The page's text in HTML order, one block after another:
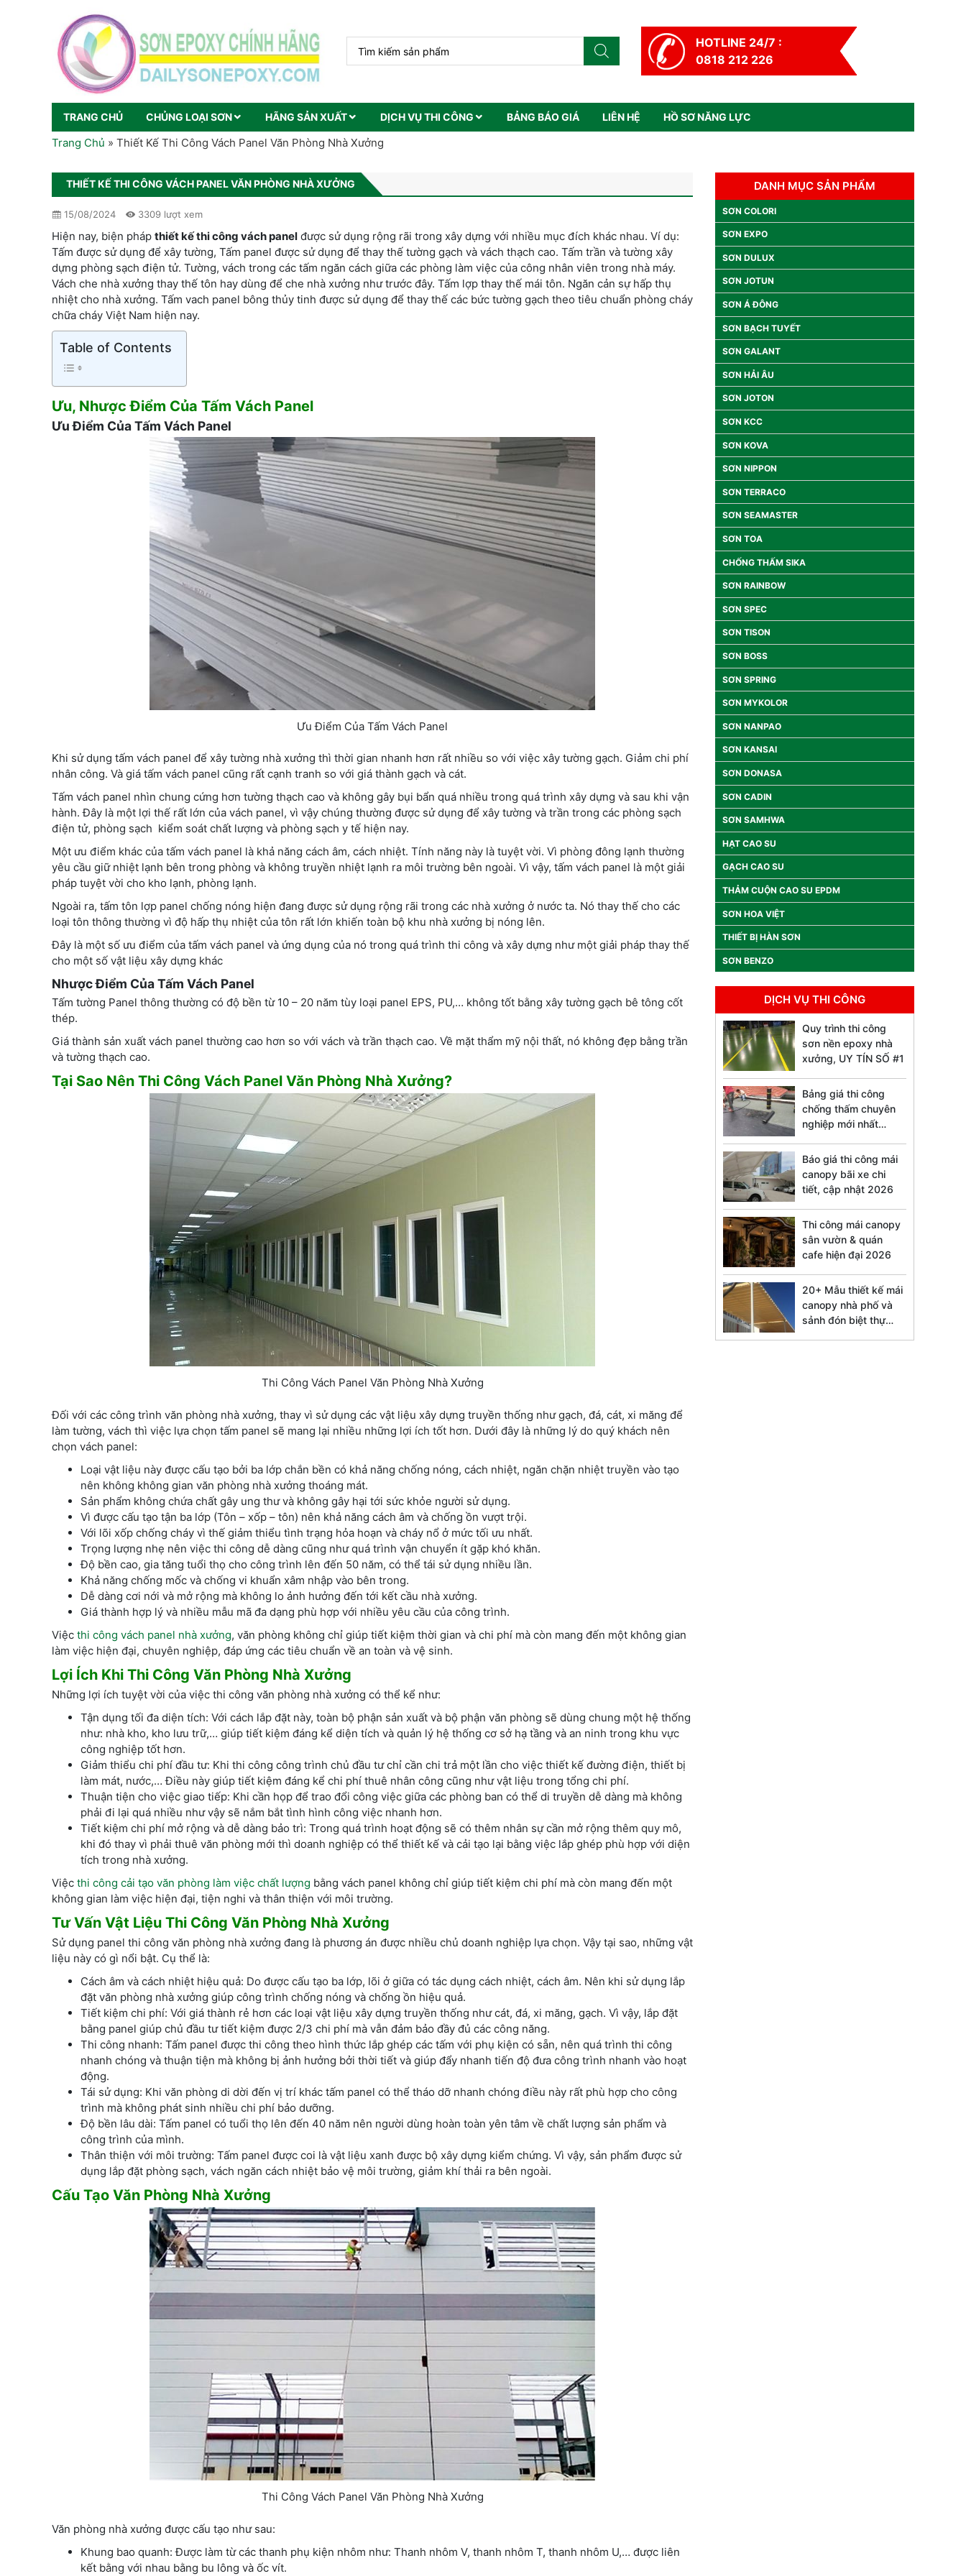
HOTLINE 24/7 :
0818 212 226
TRANG CHỦ CHỦNG LOẠI SƠN HÃNG SẢN XUẤT DỊCH VỤ THI CÔNG BẢNG BÁO GIÁ LIÊN HỆ HỒ SƠ NĂNG LỰC
Trang Chủ » Thiết Kế Thi Công Vách Panel Văn Phòng Nhà Xưởng
THIẾT KẾ THI CÔNG VÁCH PANEL VĂN PHÒNG NHÀ XƯỞNG
15/08/2024 3309 lượt xem
Hiện nay, biện pháp thiết kế thi công vách panel được sử dụng rộng rãi trong xây dựng với nhiều mục đích khác nhau. Ví dụ:
Tấm được sử dụng để xây tường, Tấm panel được sử dụng để thay thế tường gạch và vách thạch cao. Tấm trần và tường xây
dựng phòng sạch điện tử. Tường, vách trong các tấm ngăn cách giữa các phòng làm việc của công nhân viên trong nhà máy.
Vách che nhà xưởng thay thế tôn hay dùng để che nhà xưởng như trước đây. Tấm lợp thay thế mái tôn. Ngăn cản sự hấp thụ
nhiệt cho nhà xưởng. Tấm vach panel bông thủy tinh được sử dụng để thay thế các bức tường gạch theo tiêu chuẩn phòng cháy
chữa cháy Việt Nam hiện nay.
Table of Contents
Ưu, Nhược Điểm Của Tấm Vách Panel
Ưu Điểm Của Tấm Vách Panel
Ưu Điểm Của Tấm Vách Panel
Khi sử dụng tấm vách panel để xây tường nhà xưởng thì thời gian nhanh hơn rất nhiều so với việc xây tường gạch. Giảm chi phí
nhân công. Và giá tấm vách panel cũng rất cạnh tranh so với giá thành gạch và cát.
Tấm vách panel nhìn chung cứng hơn tường thạch cao và không gây bụi bẩn quá nhiều trong quá trình xây dựng và sau khi vận
hành. Đây là một lợi thế rất lớn của vách panel, vì vậy chúng thường được sử dụng để xây tường và trần trong các phòng sạch
điện tử, phòng sạch kiểm soát chất lượng và phòng sạch y tế hiện nay.
Một ưu điểm khác của tấm vách panel là khả năng cách âm, cách nhiệt. Tính năng này là tuyệt vời. Vì phòng đông lạnh thường
yêu cầu giữ nhiệt lạnh bên trong phòng và không truyền nhiệt lạnh ra môi trường bên ngoài. Vì vậy, tấm vách panel là một giải
pháp tuyệt vời cho kho lạnh, phòng lạnh.
Ngoài ra, tấm tôn lợp panel chống nóng hiện đang được sử dụng rộng rãi trong các nhà xưởng ở nước ta. Nó thay thế cho các
loại tôn thông thường vì độ hấp thụ nhiệt của tôn rất lớn khiến toàn bộ khu nhà xưởng bị nóng lên.
Đây là một số ưu điểm của tấm vách panel và ứng dụng của nó trong quá trình thi công và xây dựng như một giải pháp thay thế
cho một số vật liệu xây dựng khác
Nhược Điểm Của Tấm Vách Panel
Tấm tường Panel thông thường có độ bền từ 10 – 20 năm tùy loại panel EPS, PU,… không tốt bằng xây tường gạch bê tông cốt
thép.
Giá thành sản xuất vách panel thường cao hơn so với vách và trần thạch cao. Về mặt thẩm mỹ nội thất, nó không đẹp bằng trần
và tường thạch cao.
Tại Sao Nên Thi Công Vách Panel Văn Phòng Nhà Xưởng?
Thi Công Vách Panel Văn Phòng Nhà Xưởng
Đối với các công trình văn phòng nhà xưởng, thay vì sử dụng các vật liệu xây dựng truyền thống như gạch, đá, cát, xi măng để
làm tường, vách thì việc lựa chọn tấm panel sẽ mang lại nhiều những lợi ích tốt hơn. Dưới đây là những lý do quý khách nên
chọn vách panel:
Loại vật liệu này được cấu tạo bởi ba lớp chắn bền có khả năng chống nóng, cách nhiệt, ngăn chặn nhiệt truyền vào tạo
nên không không gian văn phòng nhà xưởng thoáng mát.
Sản phẩm không chứa chất gây ung thư và không gây hại tới sức khỏe người sử dụng.
Vì được cấu tạo tận ba lớp (Tôn – xốp – tôn) nên khả năng cách âm và chống ồn vượt trội.
Với lõi xốp chống cháy vì thế giảm thiểu tình trạng hỏa hoạn và cháy nổ ở mức tối ưu nhất.
Trọng lượng nhẹ nên việc thi công dễ dàng cũng như quá trình vận chuyển ít gặp khó khăn.
Độ bền cao, gia tăng tuổi thọ cho công trình lên đến 50 năm, có thể tái sử dụng nhiều lần.
Khả năng chống mốc và chống vi khuẩn xâm nhập vào bên trong.
Dễ dàng cơi nới và mở rộng mà không lo ảnh hưởng đến tới kết cầu nhà xưởng.
Giá thành hợp lý và nhiều mẫu mã đa dạng phù hợp với nhiều yêu cầu của công trình.
Việc thi công vách panel nhà xưởng, văn phòng không chỉ giúp tiết kiệm thời gian và chi phí mà còn mang đến một không gian
làm việc hiện đại, chuyên nghiệp, đáp ứng các tiêu chuẩn về an toàn và vệ sinh.
Lợi Ích Khi Thi Công Văn Phòng Nhà Xưởng
Những lợi ích tuyệt vời của việc thi công văn phòng nhà xưởng có thể kể như:
Tận dụng tối đa diện tích: Với cách lắp đặt này, toàn bộ phận sản xuất và bộ phận văn phòng sẽ dùng chung một hệ thống
như: nhà kho, kho lưu trữ,… giúp tiết kiệm đáng kể diện tích và quản lý hệ thống cơ sở hạ tầng và an ninh trong khu vực
công nghiệp tốt hơn.
Giảm thiểu chi phí đầu tư: Khi thi công công trình chủ đầu tư chỉ cần chi trả một lần cho việc thiết kế đường điện, thiết bị
làm mát, nước,… Điều này giúp tiết kiệm đáng kể chi phí thuê nhân công cũng như vật liệu trong tổng chi phí.
Thuận tiện cho việc giao tiếp: Khi cần họp để trao đổi công việc giữa các phòng ban có thể di truyền dễ dàng mà không
phải đi lại quá nhiều như vậy sẽ nắm bắt tình hình công việc nhanh hơn.
Tiết kiệm chi phí mở rộng và dễ dàng bảo trì: Trong quá trình hoạt động sẽ có thêm nhân sự cần mở rộng thêm quy mô,
khi đó thay vì phải thuê văn phòng mới thì doanh nghiệp có thể thiết kế và cải tạo lại bằng việc lắp ghép phù hợp với diện
tích trong nhà xưởng.
Việc thi công cải tạo văn phòng làm việc chất lượng bằng vách panel không chỉ giúp tiết kiệm chi phí mà còn mang đến một
không gian làm việc hiện đại, tiện nghi và thân thiện với môi trường.
Tư Vấn Vật Liệu Thi Công Văn Phòng Nhà Xưởng
Sử dụng panel thi công văn phòng nhà xưởng đang là phương án được nhiều chủ doanh nghiệp lựa chọn. Vậy tại sao, những vật
liệu này có gì nổi bật. Cụ thể là:
Cách âm và cách nhiệt hiệu quả: Do được cấu tạo ba lớp, lõi ở giữa có tác dụng cách nhiệt, cách âm. Nên khi sử dụng lắp
đặt văn phòng nhà xưởng giúp công trình chống nóng và chống ồn hiệu quả.
Tiết kiệm chi phí: Với giá thành rẻ hơn các loại vật liệu xây dựng truyền thống như cát, đá, xi măng, gạch. Vì vậy, lắp đặt
bằng panel giúp chủ đầu tư tiết kiệm được 2/3 chi phí mà vẫn đảm bảo đầy đủ các công năng.
Thi công nhanh: Tấm panel được thi công theo hình thức lắp ghép các tấm với phụ kiện có sẵn, nên quá trình thi công
nhanh chóng và thuận tiện mà không bị ảnh hưởng bởi thời tiết và giúp đẩy nhanh tiến độ đưa công trình nhanh vào hoạt
động.
Tái sử dụng: Khi văn phòng di dời đến vị trí khác tấm panel có thể tháo dỡ nhanh chóng điều này rất phù hợp cho công
trình mà không phát sinh nhiều chi phí bảo dưỡng.
Độ bền lâu dài: Tấm panel có tuổi thọ lên đến 40 năm nên người dùng hoàn toàn yên tâm về chất lượng sản phẩm và
công trình của mình.
Thân thiện với môi trường: Tấm panel được coi là vật liệu xanh được bộ xây dựng kiểm chứng. Vì vậy, sản phẩm được sử
dụng lắp đặt phòng sạch, vách ngăn cách nhiệt bảo vệ môi trường, giảm khí thải ra bên ngoài.
Cấu Tạo Văn Phòng Nhà Xưởng
Thi Công Vách Panel Văn Phòng Nhà Xưởng
Văn phòng nhà xưởng được cấu tạo như sau:
Khung bao quanh: Được làm từ các thanh phụ kiện nhôm như: Thanh nhôm V, thanh nhôm T, thanh nhôm U,… được liên
kết bằng với nhau bằng bu lông và ốc vít.
DANH MỤC SẢN PHẨM
SƠN COLORI
SƠN EXPO
SƠN DULUX
SƠN JOTUN
SƠN Á ĐÔNG
SƠN BẠCH TUYẾT
SƠN GALANT
SƠN HẢI ÂU
SƠN JOTON
SƠN KCC
SƠN KOVA
SƠN NIPPON
SƠN TERRACO
SƠN SEAMASTER
SƠN TOA
CHỐNG THẤM SIKA
SƠN RAINBOW
SƠN SPEC
SƠN TISON
SƠN BOSS
SƠN SPRING
SƠN MYKOLOR
SƠN NANPAO
SƠN KANSAI
SƠN DONASA
SƠN CADIN
SƠN SAMHWA
HẠT CAO SU
GẠCH CAO SU
THẢM CUỘN CAO SU EPDM
SƠN HOA VIỆT
THIẾT BỊ HÀN SƠN
SƠN BENZO
DỊCH VỤ THI CÔNG
Quy trình thi công
sơn nền epoxy nhà
xưởng, UY TÍN SỐ #1
Bảng giá thi công
chống thấm chuyên
nghiệp mới nhất
Báo giá thi công mái
canopy bãi xe chi
tiết, cập nhật 2026
Thi công mái canopy
sân vườn & quán
cafe hiện đại 2026
20+ Mẫu thiết kế mái
canopy nhà phố và
sảnh đón biệt thự